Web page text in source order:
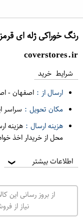
رنگ خوراکی ژله ای قرمز بسته 30
coverstores.ir
شرایط خرید
ارسال از : اصفهان-
مکان تحویل : سراسر
هزینه ارسال : هزینه
محل از خریدار اخذ
اطلاعات بیشتر ❯
از بروز رسانی
نیاز از